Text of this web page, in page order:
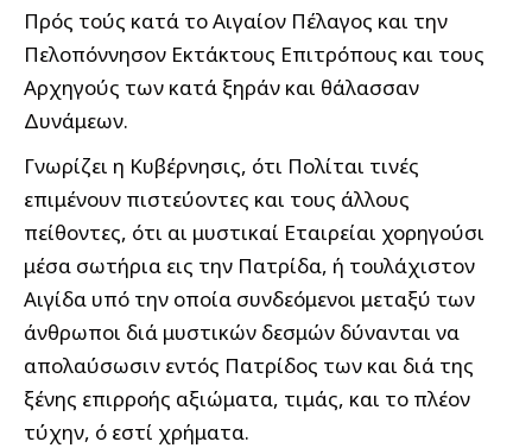
Πρός τούς κατά το Αιγαίον Πέλαγος και την
Πελοπόννησον Εκτάκτους Επιτρόπους και τους
Αρχηγούς των κατά ξηράν και θάλασσαν
Δυνάμεων.
Γνωρίζει η Κυβέρνησις, ότι Πολίται τινές
επιμένουν πιστεύοντες και τους άλλους
πείθοντες, ότι αι μυστικαί Εταιρείαι χορηγούσι
μέσα σωτήρια εις την Πατρίδα, ή τουλάχιστον
Αιγίδα υπό την οποία συνδεόμενοι μεταξύ των
άνθρωποι διά μυστικών δεσμών δύνανται να
απολαύσωσιν εντός Πατρίδος των και διά της
ξένης επιρροής αξιώματα, τιμάς, και το πλέον
τύχην, ό εστί χρήματα.